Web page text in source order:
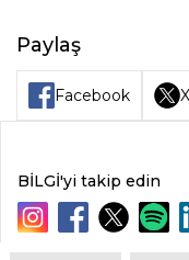
Paylaş
Facebook X
BİLGİ'yi takip edin